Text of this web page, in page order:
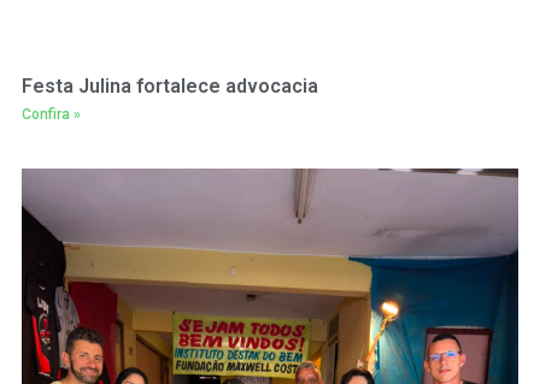
Festa Julina fortalece advocacia
Confira »